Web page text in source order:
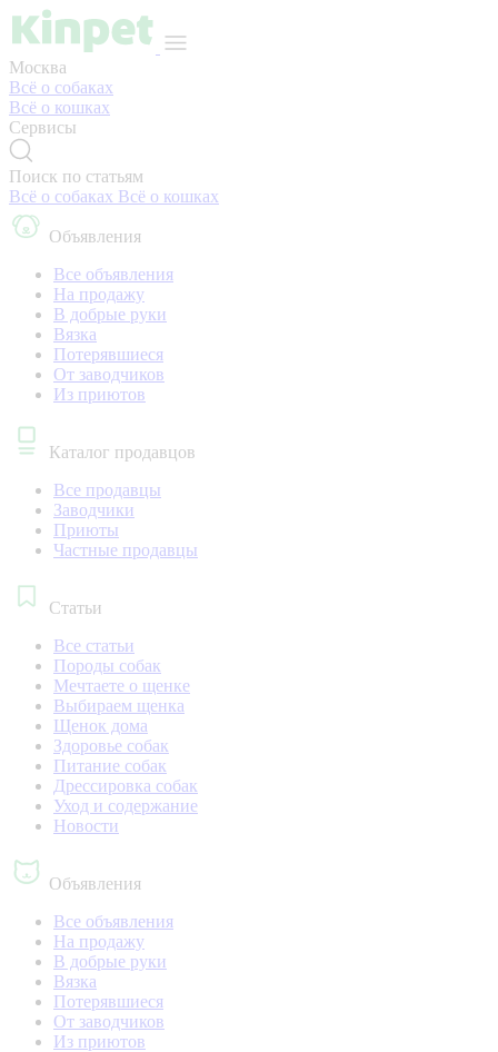
Москва
Всё о собаках
Всё о кошках
Сервисы
Поиск по статьям
Всё о собаках Всё о кошках
Объявления
Все объявления
На продажу
В добрые руки
Вязка
Потерявшиеся
От заводчиков
Из приютов
Каталог продавцов
Все продавцы
Заводчики
Приюты
Частные продавцы
Статьи
Все статьи
Породы собак
Мечтаете о щенке
Выбираем щенка
Щенок дома
Здоровье собак
Питание собак
Дрессировка собак
Уход и содержание
Новости
Объявления
Все объявления
На продажу
В добрые руки
Вязка
Потерявшиеся
От заводчиков
Из приютов